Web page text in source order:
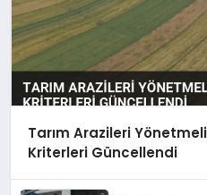
Tarım Arazileri
Kriterleri Güncellendi